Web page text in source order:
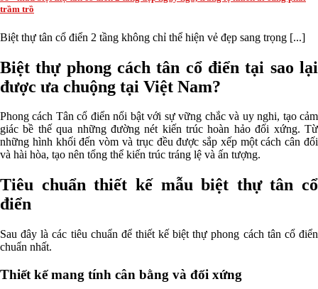
trầm trồ
Biệt thự tân cổ điển 2 tầng không chỉ thể hiện vẻ đẹp sang trọng [...]
Biệt thự phong cách tân cổ điển tại sao lại
được ưa chuộng tại Việt Nam?
Phong cách Tân cổ điển nổi bật với sự vững chắc và uy nghi, tạo cảm
giác bề thế qua những đường nét kiến trúc hoàn hảo đối xứng. Từ
những hình khối đến vòm và trục đều được sắp xếp một cách cân đối
và hài hòa, tạo nên tổng thể kiến trúc tráng lệ và ấn tượng.
Tiêu chuẩn thiết kế mẫu biệt thự tân cổ
điển
Sau đây là các tiêu chuẩn để thiết kế biệt thự phong cách tân cổ điển
chuẩn nhất.
Thiết kế mang tính cân bằng và đối xứng